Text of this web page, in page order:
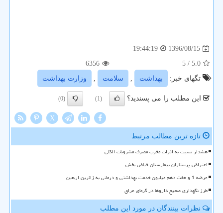
1396/08/15
19:44:19
5.0
/ 5
6356
تگهای خبر:
بهداشت , سلامت , وزارت بهداشت
این مطلب را می پسندید؟ (1)
(0)
X
تازه ترین مطالب مرتبط
هشدار نسبت به اثرات مخرب مصرف مشروبات الکلی
اعتراض پرستاران بیمارستان فیاض بخش
عرضه 1 و هفت دهم میلیون خدمت بهداشتی و درمانی به زائرین اربعین
طرز نگهداری صحیح داروها در گرمای عراق
نظرات بینندگان در مورد این مطلب